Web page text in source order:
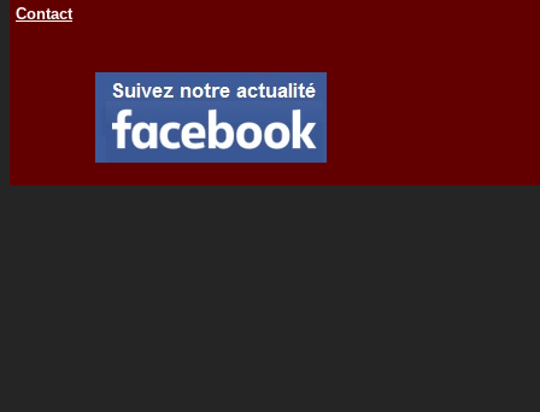
Contact